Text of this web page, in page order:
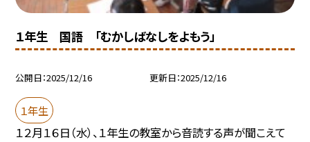
１年生 国語 「むかしばなしをよもう」
公開日 2025/12/16 更新日 2025/12/16
１年生
１２月１６日（水）、１年生の教室から音読する声が聞こえて